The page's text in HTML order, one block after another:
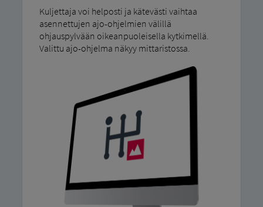
Kuljettaja voi helposti ja kätevästi vaihtaa
asennettujen ajo-ohjelmien välillä
ohjauspylvään oikeanpuoleisella kytkimellä.
Valittu ajo-ohjelma näkyy mittaristossa.